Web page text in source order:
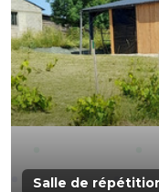
Salle de